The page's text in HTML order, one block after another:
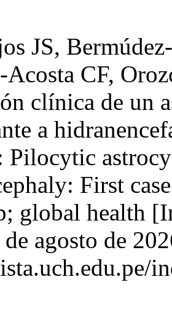
JS,
Acosta CF,
clínica de un
a
Pilocytic
First
global health
agosto de